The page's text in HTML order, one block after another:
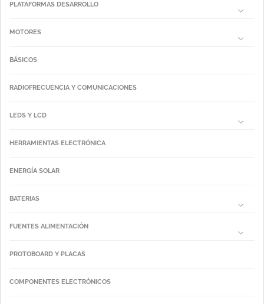
PLATAFORMAS DESARROLLO
MOTORES
BÁSICOS
RADIOFRECUENCIA Y COMUNICACIONES
LEDS Y LCD
HERRAMIENTAS ELECTRÓNICA
ENERGÍA SOLAR
BATERIAS
FUENTES ALIMENTACIÓN
PROTOBOARD Y PLACAS
COMPONENTES ELECTRÓNICOS